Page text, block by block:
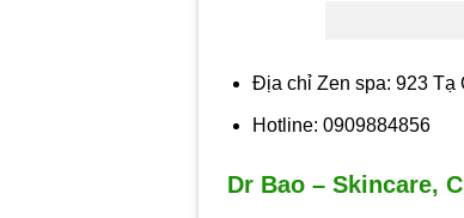
Địa chỉ Zen spa: 923 Tạ
Hotline: 0909884856
Dr Bao – Skincare,